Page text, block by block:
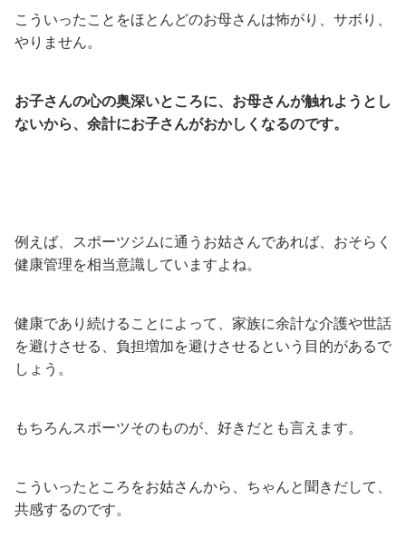
こういったことをほとんどのお母さんは怖がり、サボり、
やりません。
お子さんの心の奥深いところに、お母さんが触れようとし
ないから、余計にお子さんがおかしくなるのです。
例えば、スポーツジムに通うお姑さんであれば、おそらく
健康管理を相当意識していますよね。
健康であり続けることによって、家族に余計な介護や世話
を避けさせる、負担増加を避けさせるという目的があるで
しょう。
もちろんスポーツそのものが、好きだとも言えます。
こういったところをお姑さんから、ちゃんと聞きだして、
共感するのです。